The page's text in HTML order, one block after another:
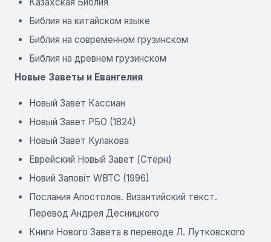
Казахская Библия
Библия на китайском языке
Библия на современном грузинском
Библия на древнем грузинском
Новые Заветы и Евангелия
Новый Завет Кассиан
Новый Завет РБО (1824)
Новый Завет Кулакова
Еврейский Новый Завет (Стерн)
Новий Заповіт WBTC (1996)
Послания Апостолов. Византийский текст.
Перевод Андрея Десницкого
Книги Нового Завета в переводе Л. Лутковского